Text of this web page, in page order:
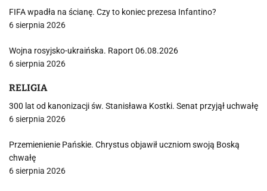
FIFA wpadła na ścianę. Czy to koniec prezesa Infantino?
6 sierpnia 2026
Wojna rosyjsko-ukraińska. Raport 06.08.2026
6 sierpnia 2026
RELIGIA
300 lat od kanonizacji św. Stanisława Kostki. Senat przyjął uchwałę
6 sierpnia 2026
Przemienienie Pańskie. Chrystus objawił uczniom swoją Boską
chwałę
6 sierpnia 2026